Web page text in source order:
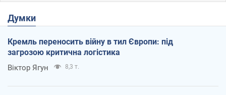
Думки
Кремль переносить війну в тил Європи: під
загрозою критична логістика
Віктор Ягун 8,3 т.